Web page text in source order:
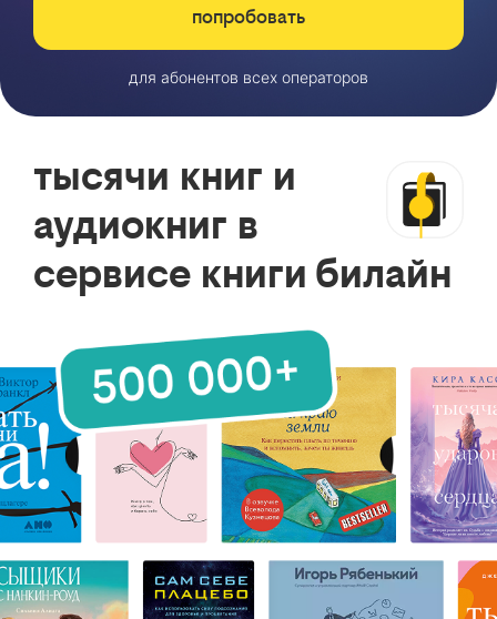
попробовать
для абонентов всех операторов
тысячи книг и
аудиокниг в
сервисе книги билайн